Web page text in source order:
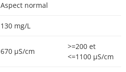
Aspect normal
130 mg/L
670 µS/cm
>=200 et
<=1100 µS/cm